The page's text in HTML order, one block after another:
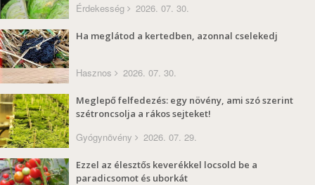
Érdekesség 2026. 07. 30.
Ha meglátod a kertedben, azonnal cselekedj
Hasznos 2026. 07. 30.
Meglepő felfedezés: egy növény, ami szó szerint
szétroncsolja a rákos sejteket!
Gyógynövény 2026. 07. 29.
Ezzel az élesztős keverékkel locsold be a
paradicsomot és uborkát